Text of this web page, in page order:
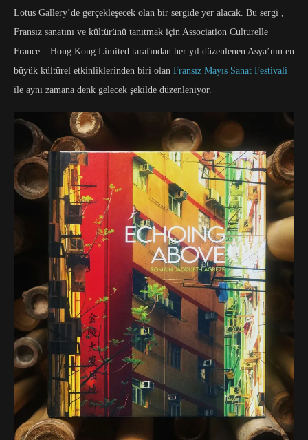
Lotus Gallery’de gerçekleşecek olan bir sergide yer alacak. Bu sergi ,
Fransız sanatını ve kültürünü tanıtmak için Association Culturelle
France – Hong Kong Limited tarafından her yıl düzenlenen Asya’nın en
büyük kültürel etkinliklerinden biri olan Fransız Mayıs Sanat Festivali
ile aynı zamana denk gelecek şekilde düzenleniyor.